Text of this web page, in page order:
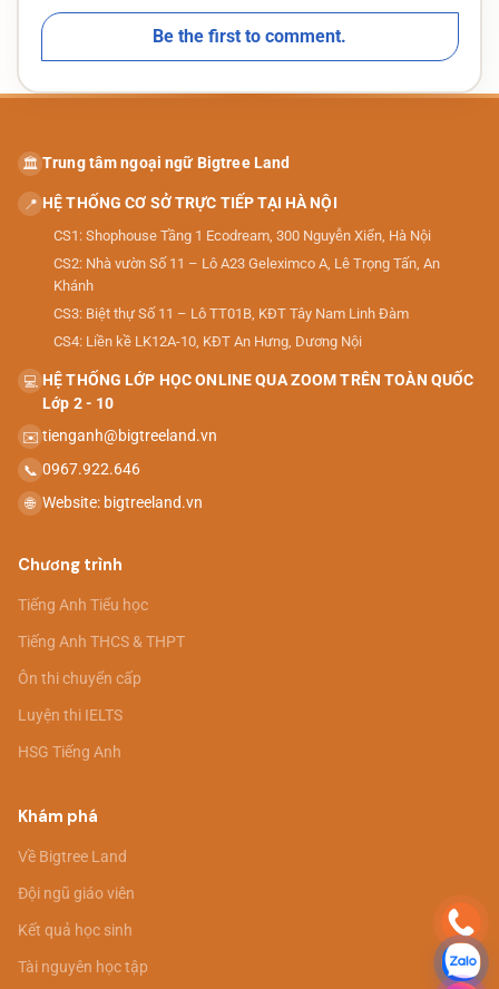
Be the first to comment.
🏛️ Trung tâm ngoại ngữ Bigtree Land
📍 HỆ THỐNG CƠ SỞ TRỰC TIẾP TẠI HÀ NỘI
CS1: Shophouse Tầng 1 Ecodream, 300 Nguyễn Xiển, Hà Nội
CS2: Nhà vườn Số 11 – Lô A23 Geleximco A, Lê Trọng Tấn, An
Khánh
CS3: Biệt thự Số 11 – Lô TT01B, KĐT Tây Nam Linh Đàm
CS4: Liền kề LK12A-10, KĐT An Hưng, Dương Nội
💻 HỆ THỐNG LỚP HỌC ONLINE QUA ZOOM TRÊN TOÀN QUỐC
Lớp 2 - 10
✉️ tienganh@bigtreeland.vn
📞 0967.922.646
🌐 Website: bigtreeland.vn
Chương trình
Tiếng Anh Tiểu học
Tiếng Anh THCS & THPT
Ôn thi chuyển cấp
Luyện thi IELTS
HSG Tiếng Anh
Khám phá
Về Bigtree Land
Đội ngũ giáo viên
Kết quả học sinh
Tài nguyên học tập